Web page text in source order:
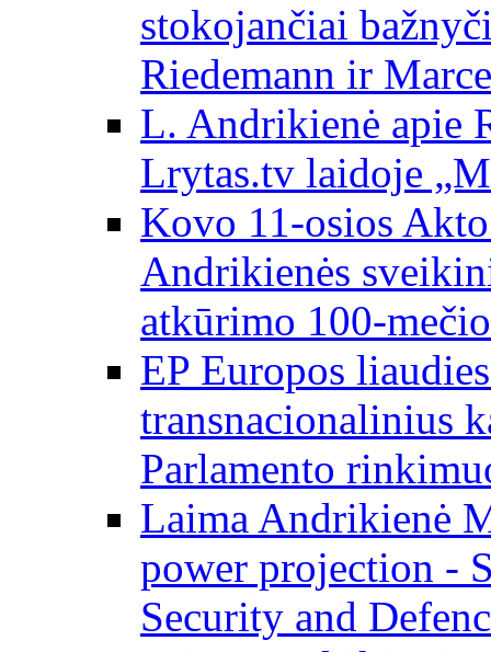
stokojančiai
Riedemann ir
L. Andrikienė apie
Lrytas.tv laidoje
Kovo 11-osios
Andrikienės
atkūrimo 100-
EP Europos
transnacionalinius
Parlamento
Laima Andrikienė
power projection -
Security and